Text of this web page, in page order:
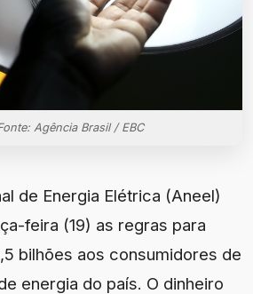
Agência Brasil / EBC
de Energia Elétrica (Aneel)
feira (19) as regras para
bilhões aos consumidores de
energia do país. O dinheiro